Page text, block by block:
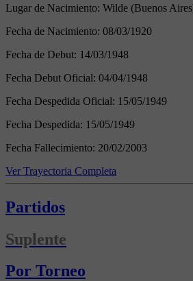
Lugar de Nacimiento: Wilde (Buenos
Fecha de Nacimiento: 08/03/1920
Fecha de Debut: 14/03/1948
Fecha Debut Oficial: 04/04/1948
Fecha Despedida Oficial: 15/05/1949
Fecha Despedida: 15/05/1949
Fecha Fallecimiento: 20/02/2003
Ver Trayectoria Completa
Partidos
Suplente
Por Torneo